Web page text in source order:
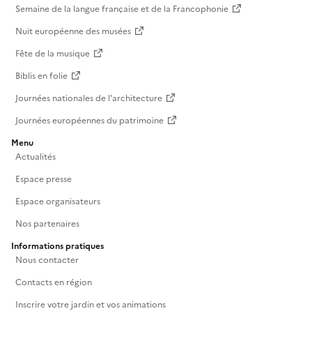
Semaine de la langue française et de la Francophonie
Nuit européenne des musées
Fête de la musique
Biblis en folie
Journées nationales de l'architecture
Journées européennes du patrimoine
Menu
Actualités
Espace presse
Espace organisateurs
Nos partenaires
Informations pratiques
Nous contacter
Contacts en région
Inscrire votre jardin et vos animations